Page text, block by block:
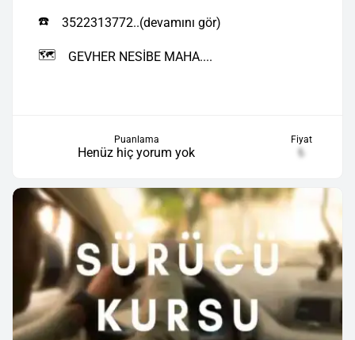
☎️ 3522313772..(devamını gör)
🗺️ GEVHER NESİBE MAHA....
Puanlama
Henüz hiç yorum yok
Fiyat
₺